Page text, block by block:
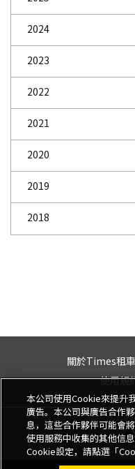
2024
2023
2022
2021
2020
2019
2018
關於Times租車
使用規
本公司使用Cookie來提升
廣告。本公司與廣告合作
息，這些合作夥伴可能會
使用服務中收集的其他信
Cookie設定，請點選「